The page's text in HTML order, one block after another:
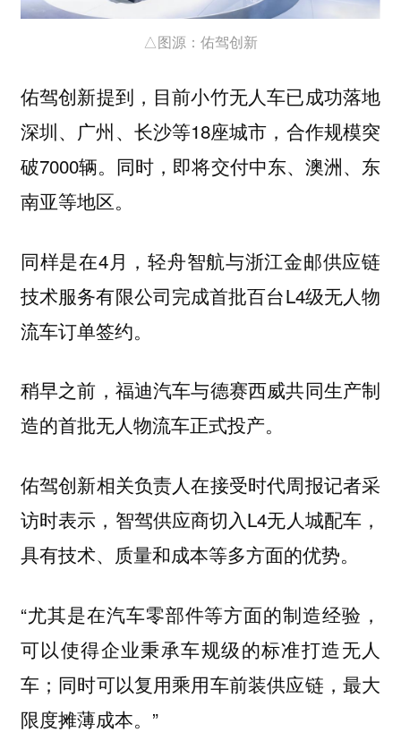
△图源：佑驾创新
佑驾创新提到，目前小竹无人车已成功落地
深圳、广州、长沙等18座城市，合作规模突
破7000辆。同时，即将交付中东、澳洲、东
南亚等地区。
同样是在4月，轻舟智航与浙江金邮供应链
技术服务有限公司完成首批百台L4级无人物
流车订单签约。
稍早之前，福迪汽车与德赛西威共同生产制
造的首批无人物流车正式投产。
佑驾创新相关负责人在接受时代周报记者采
访时表示，智驾供应商切入L4无人城配车，
具有技术、质量和成本等多方面的优势。
“尤其是在汽车零部件等方面的制造经验，
可以使得企业秉承车规级的标准打造无人
车；同时可以复用乘用车前装供应链，最大
限度摊薄成本。”